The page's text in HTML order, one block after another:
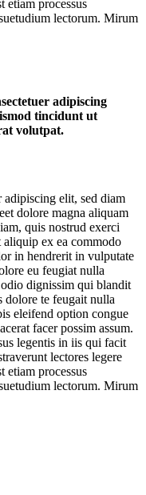
etiam processus
lectorum. Mirum
adipiscing
tincidunt ut
volutpat.
adipiscing elit, sed diam
dolore magna aliquam
quis nostrud exerci
ex ea commodo
in hendrerit in vulputate
eu feugiat nulla
dignissim qui blandit
dolore te feugait nulla
eleifend option congue
facer possim assum.
legentis in iis qui facit
lectores legere
etiam processus
lectorum. Mirum